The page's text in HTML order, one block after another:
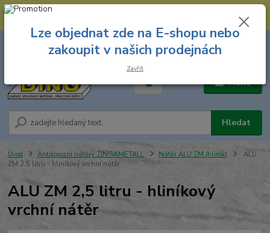
--- Spojovací materiál: 774 431 045 --- Prodejna nářadí: 731 449 423 --
Menu
Hledat
8.00 hod. - 16.00 hod.
za
Úvod Antikorozní nátěry ZINGAMETALL Nátěr ALU ZM (hliník)
ALU
ZM 2,5 litru - hliníkový vrchní nátěr
ALU ZM 2,5 litru - hliníkový
vrchní nátěr
Lze objednat zde na E-shopu nebo
zakoupit v našich prodejnách
Zavřít